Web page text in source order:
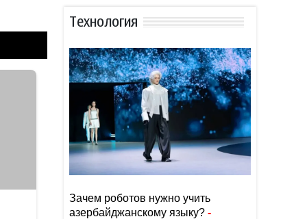
Тexнoлoгия
Зачем роботов нужно учить
азербайджанскому языку? -